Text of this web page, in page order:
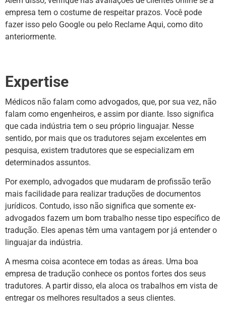
empresa tem o costume de respeitar prazos. Você pode
fazer isso pelo Google ou pelo Reclame Aqui, como dito
anteriormente.
Expertise
Médicos não falam como advogados, que, por sua vez, não
falam como engenheiros, e assim por diante. Isso significa
que cada indústria tem o seu próprio linguajar. Nesse
sentido, por mais que os tradutores sejam excelentes em
pesquisa, existem tradutores que se especializam em
determinados assuntos.
Por exemplo, advogados que mudaram de profissão terão
mais facilidade para realizar traduções de documentos
jurídicos. Contudo, isso não significa que somente ex-
advogados fazem um bom trabalho nesse tipo específico de
tradução. Eles apenas têm uma vantagem por já entender o
linguajar da indústria.
A mesma coisa acontece em todas as áreas. Uma boa
empresa de tradução conhece os pontos fortes dos seus
tradutores. A partir disso, ela aloca os trabalhos em vista de
entregar os melhores resultados a seus clientes.